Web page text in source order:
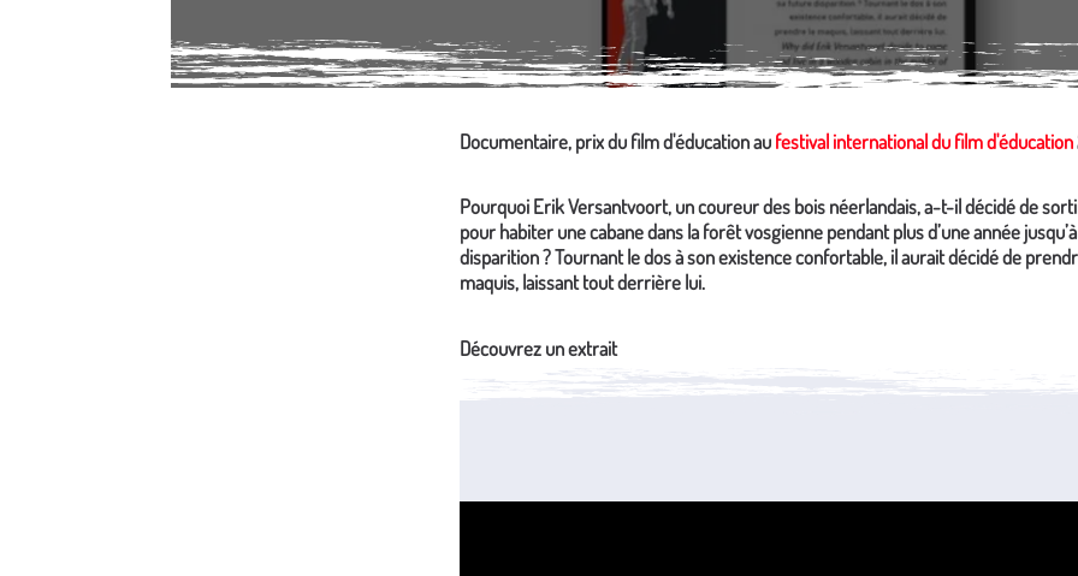
Documentaire, prix du film d'éducation aufestival international du film d'éducation
Pourquoi Erik Versantvoort, un coureur des bois néerlandais, a-t-il décidé de
pour habiter une cabane dans la forêt vosgienne pendant plus d’une année
disparition ? Tournant le dos à son existence confortable, il aurait décidé de
maquis, laissant tout derrière lui.
Découvrez un extrait